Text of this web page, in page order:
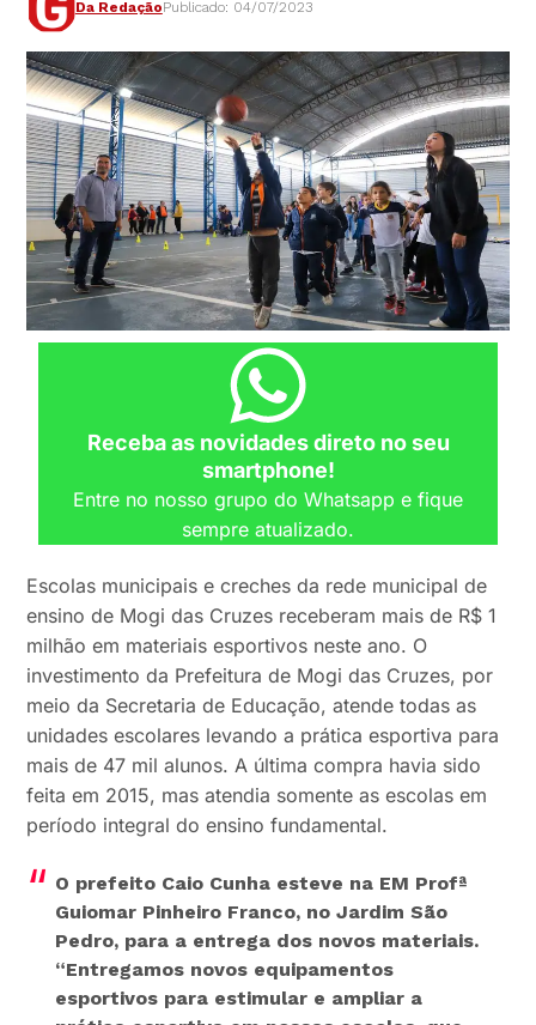
Da RedaçãoPublicado: 04/07/2023
Receba as novidades direto no seu
smartphone!
Entre no nosso grupo do Whatsapp e fique
sempre atualizado.
Escolas municipais e creches da rede municipal de
ensino de Mogi das Cruzes receberam mais de R$ 1
milhão em materiais esportivos neste ano. O
investimento da Prefeitura de Mogi das Cruzes, por
meio da Secretaria de Educação, atende todas as
unidades escolares levando a prática esportiva para
mais de 47 mil alunos. A última compra havia sido
feita em 2015, mas atendia somente as escolas em
período integral do ensino fundamental.
O prefeito Caio Cunha esteve na EM Profª
Guiomar Pinheiro Franco, no Jardim São
Pedro, para a entrega dos novos materiais.
“Entregamos novos equipamentos
esportivos para estimular e ampliar a